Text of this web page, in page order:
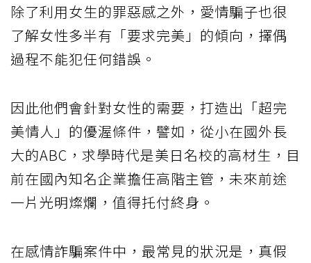
除了利用女生的罪惡感之外，愛情騙子也很
了解女性多半有「要求完美」的傾向，擇偶
過程不能犯任何錯誤。
因此他們會針對女性的需要，打造出「超完
美情人」的優渥條件，譬如，從小在國外長
大的ABC，求學時代是美日名校的高材生，目
前在國內知名企業擔任高階主管，未來前途
一片光明燦爛，值得托付終身。
在感情詐騙案件中，最常見的狀況是，真假